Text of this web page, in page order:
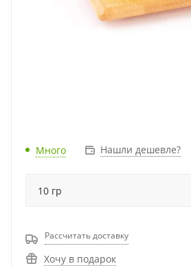
Много Нашли дешевле?
Рассчитать доставку
Хочу в подарок